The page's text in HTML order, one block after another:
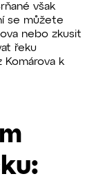
však
se můžete
nebo zkusit
řeku
Komárova k